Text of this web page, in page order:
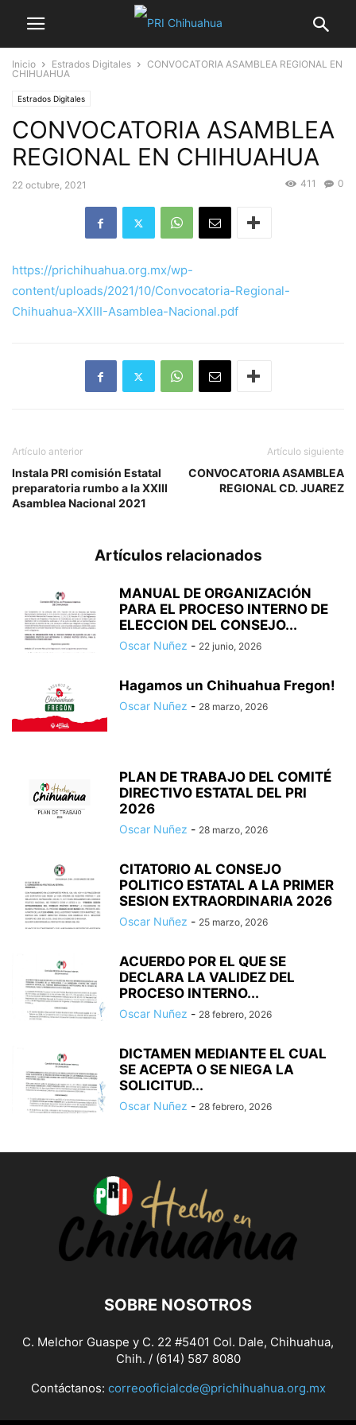
Inicio Estrados Digitales
CONVOCATORIA ASAMBLEA REGIONAL EN
CHIHUAHUA
Estrados Digitales
CONVOCATORIA ASAMBLEA
REGIONAL EN CHIHUAHUA
22 octubre, 2021 0
411
https://prichihuahua.org.mx/wp-
content/uploads/2021/10/Convocatoria-Regional-
Chihuahua-XXIII-Asamblea-Nacional.pdf
Artículo anterior
Instala PRI comisión Estatal
preparatoria rumbo a la XXIII
Asamblea Nacional 2021
Artículo siguiente
CONVOCATORIA ASAMBLEA
REGIONAL CD. JUAREZ
Artículos relacionados
MANUAL DE ORGANIZACIÓN
PARA EL PROCESO INTERNO DE
ELECCION DEL CONSEJO...
Oscar Nuñez - 22 junio, 2026
Hagamos un Chihuahua Fregon!
Oscar Nuñez - 28 marzo, 2026
PLAN DE TRABAJO DEL COMITÉ
DIRECTIVO ESTATAL DEL PRI
2026
Oscar Nuñez - 28 marzo, 2026
CITATORIO AL CONSEJO
POLITICO ESTATAL A LA PRIMER
SESION EXTRAORDINARIA 2026
Oscar Nuñez - 25 marzo, 2026
ACUERDO POR EL QUE SE
DECLARA LA VALIDEZ DEL
PROCESO INTERNO...
Oscar Nuñez - 28 febrero, 2026
DICTAMEN MEDIANTE EL CUAL
SE ACEPTA O SE NIEGA LA
SOLICITUD...
Oscar Nuñez - 28 febrero, 2026
SOBRE NOSOTROS
C. Melchor Guaspe y C. 22 #5401 Col. Dale, Chihuahua,
Chih. / (614) 587 8080
Contáctanos: correooficialcde@prichihuahua.org.mx